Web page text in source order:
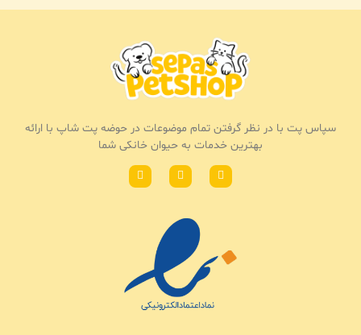
سپاس پت با در نظر گرفتن تمام موضوعات در حوضه پت شاپ با ارائه
بهترین خدمات به حیوان خانکی شما